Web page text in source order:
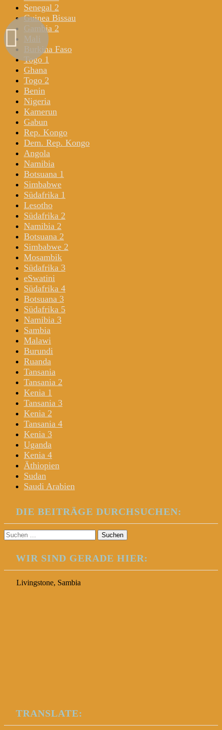
Senegal 2
Guinea Bissau
Gambia 2
Mali
Burkina Faso
Togo 1
Ghana
Togo 2
Benin
Nigeria
Kamerun
Gabun
Rep. Kongo
Dem. Rep. Kongo
Angola
Namibia
Botsuana 1
Simbabwe
Südafrika 1
Lesotho
Südafrika 2
Namibia 2
Botsuana 2
Simbabwe 2
Mosambik
Südafrika 3
eSwatini
Südafrika 4
Botsuana 3
Südafrika 5
Namibia 3
Sambia
Malawi
Burundi
Ruanda
Tansania
Tansania 2
Kenia 1
Tansania 3
Kenia 2
Tansania 4
Kenia 3
Uganda
Kenia 4
Äthiopien
Sudan
Saudi Arabien
DIE BEITRÄGE DURCHSUCHEN:
Suchen
nach:
WIR SIND GERADE HIER:
Livingstone, Sambia
TRANSLATE: